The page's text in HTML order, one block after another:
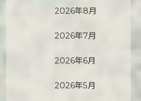
2026年8月
2026年7月
2026年6月
2026年5月